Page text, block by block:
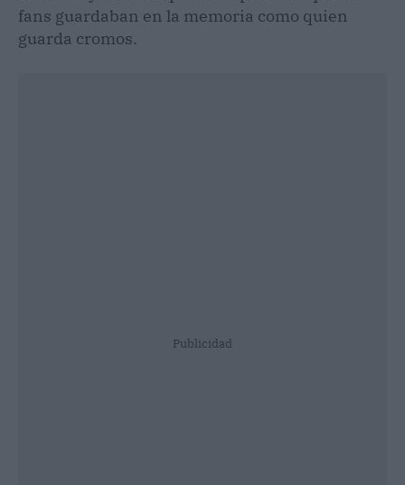
fans guardaban en la memoria como quien
guarda cromos.
Publicidad